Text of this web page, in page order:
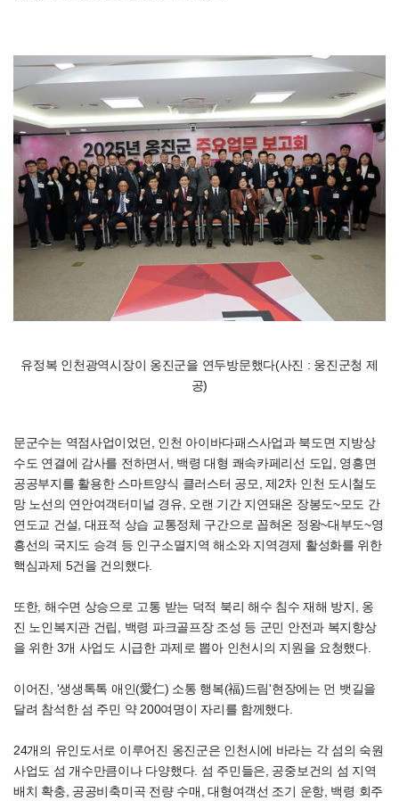
유정복 인천광역시장이 옹진군을 연두방문했다(사진 : 웅진군청 제
공)
문군수는 역점사업이었던, 인천 아이바다패스사업과 북도면 지방상
수도 연결에 감사를 전하면서, 백령 대형 쾌속카페리선 도입, 영흥면
공공부지를 활용한 스마트양식 클러스터 공모, 제2차 인천 도시철도
망 노선의 연안여객터미널 경유, 오랜 기간 지연돼온 장봉도~모도 간
연도교 건설, 대표적 상습 교통정체 구간으로 꼽혀온 정왕~대부도~영
흥선의 국지도 승격 등 인구소멸지역 해소와 지역경제 활성화를 위한
핵심과제 5건을 건의했다.
또한, 해수면 상승으로 고통 받는 덕적 북리 해수 침수 재해 방지, 옹
진 노인복지관 건립, 백령 파크골프장 조성 등 군민 안전과 복지향상
을 위한 3개 사업도 시급한 과제로 뽑아 인천시의 지원을 요청했다.
이어진, '생생톡톡 애인(愛仁) 소통 행복(福)드림'현장에는 먼 뱃길을
달려 참석한 섬 주민 약 200여명이 자리를 함께했다.
24개의 유인도서로 이루어진 옹진군은 인천시에 바라는 각 섬의 숙원
사업도 섬 개수만큼이나 다양했다. 섬 주민들은, 공중보건의 섬 지역
배치 확충, 공공비축미곡 전량 수매, 대형여객선 조기 운항, 백령 회주